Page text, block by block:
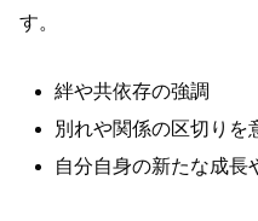
す。
絆や共依存の強調
別れや関係の区切りを
自分自身の新たな成長